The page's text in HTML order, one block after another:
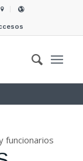
funcionarios